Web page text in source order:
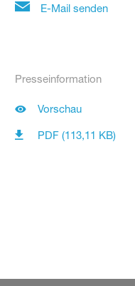
E-Mail senden
Presseinformation
Vorschau
PDF (113,11 KB)